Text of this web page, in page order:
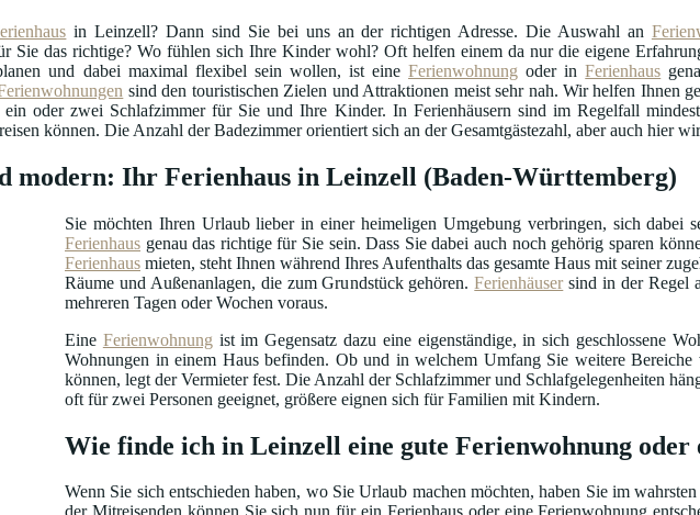
in Leinzell? Dann sind Sie bei uns an der richtigen Adresse. Die Auswahl an
Sie das richtige? Wo fühlen sich Ihre Kinder wohl? Oft helfen einem da nur die eigene
und dabei maximal flexibel sein wollen, ist eineFerienwohnung oder inFerienhaus
sind den touristischen Zielen und Attraktionen meist sehr nah. Wir helfen Ihnen
oder zwei Schlafzimmer für Sie und Ihre Kinder. In Ferienhäusern sind im Regelfall
können. Die Anzahl der Badezimmer orientiert sich an der Gesamtgästezahl, aber auch hier
modern: Ihr Ferienhaus in Leinzell (Baden-Württemberg)
Sie möchten Ihren Urlaub lieber in einer heimeligen Umgebung verbringen, sich dabei
Ferienhaus genau das richtige für Sie sein. Dass Sie dabei auch noch gehörig sparen
Ferienhaus mieten, steht Ihnen während Ihres Aufenthalts das gesamte Haus mit seiner
Räume und Außenanlagen, die zum Grundstück gehören.Ferienhäusersind in der Regel
mehreren Tagen oder Wochen voraus.
Eine Ferienwohnung ist im Gegensatz dazu eine eigenständige, in sich geschlossene
Wohnungen in einem Haus befinden. Ob und in welchem Umfang Sie weitere
können, legt der Vermieter fest. Die Anzahl der Schlafzimmer und Schlafgelegenheiten
oft für zwei Personen geeignet, größere eignen sich für Familien mit Kindern.
Wie finde ich in Leinzell eine gute Ferienwohnung oder
Wenn Sie sich entschieden haben, wo Sie Urlaub machen möchten, haben Sie im